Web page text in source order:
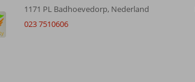
1171 PL Badhoevedorp, Nederland
023 7510606